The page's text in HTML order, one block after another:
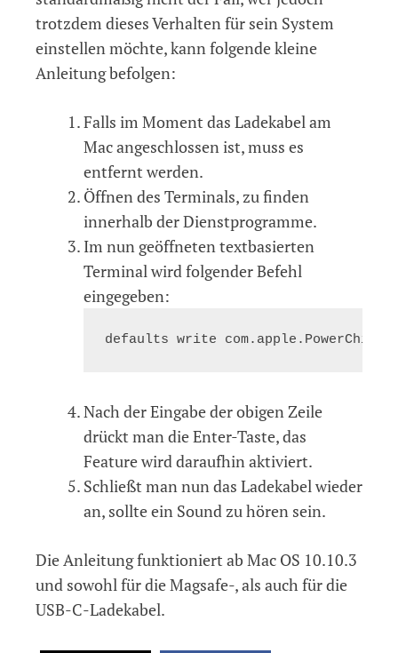
Mac
abspielen
trotzdem dieses Verhalten für sein System
einstellen möchte, kann folgende kleine
Anleitung befolgen:
Falls im Moment das Ladekabel am
Mac angeschlossen ist, muss es
entfernt werden.
Öffnen des Terminals, zu finden
innerhalb der Dienstprogramme.
Im nun geöffneten textbasierten
Terminal wird folgender Befehl
eingegeben:
defaults write com.apple.PowerChime
Nach der Eingabe der obigen Zeile
drückt man die Enter-Taste, das
Feature wird daraufhin aktiviert.
Schließt man nun das Ladekabel wieder
an, sollte ein Sound zu hören sein.
Die Anleitung funktioniert ab Mac OS 10.10.3
und sowohl für die Magsafe-, als auch für die
USB-C-Ladekabel.